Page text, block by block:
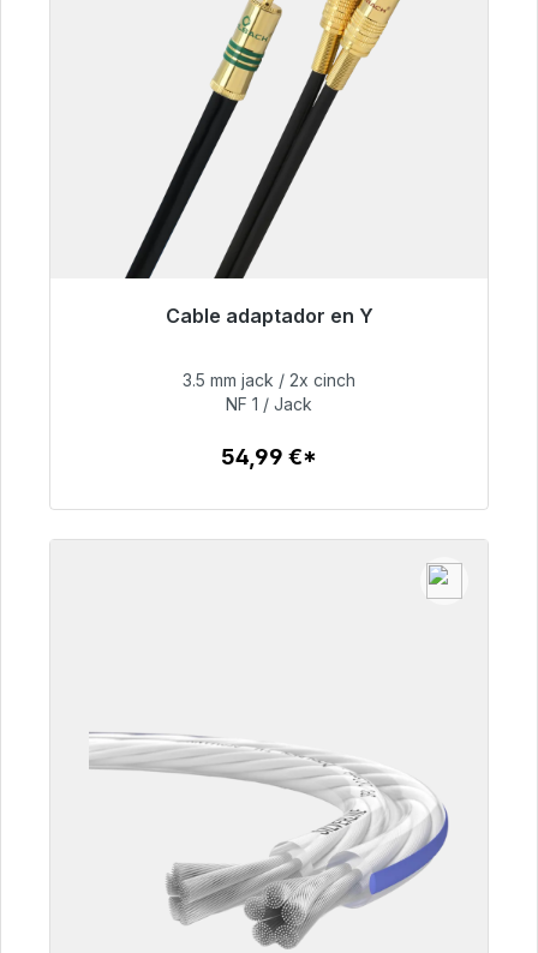
Cable adaptador en Y
Listo para envío inmediato, plazo de entrega
54,99 €
3.5 mm jack / 2x cinch
NF 1 / Jack
54,99 €*